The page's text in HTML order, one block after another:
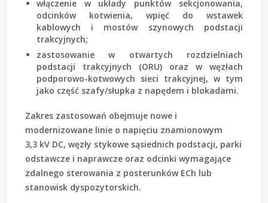
włączenie w układy punktów sekcjonowania,
odcinków kotwienia, wpięć do wstawek
kablowych i mostów szynowych podstacji
trakcyjnych;
zastosowanie w otwartych rozdzielniach
podstacji trakcyjnych (ORU) oraz w węzłach
podporowo-kotwowych sieci trakcyjnej, w tym
jako część szafy/słupka z napędem i blokadami.
Zakres zastosowań obejmuje nowe i
modernizowane linie o napięciu znamionowym
3,3 kV DC, węzły stykowe sąsiednich podstacji, parki
odstawcze i naprawcze oraz odcinki wymagające
zdalnego sterowania z posterunków ECh lub
stanowisk dyspozytorskich.